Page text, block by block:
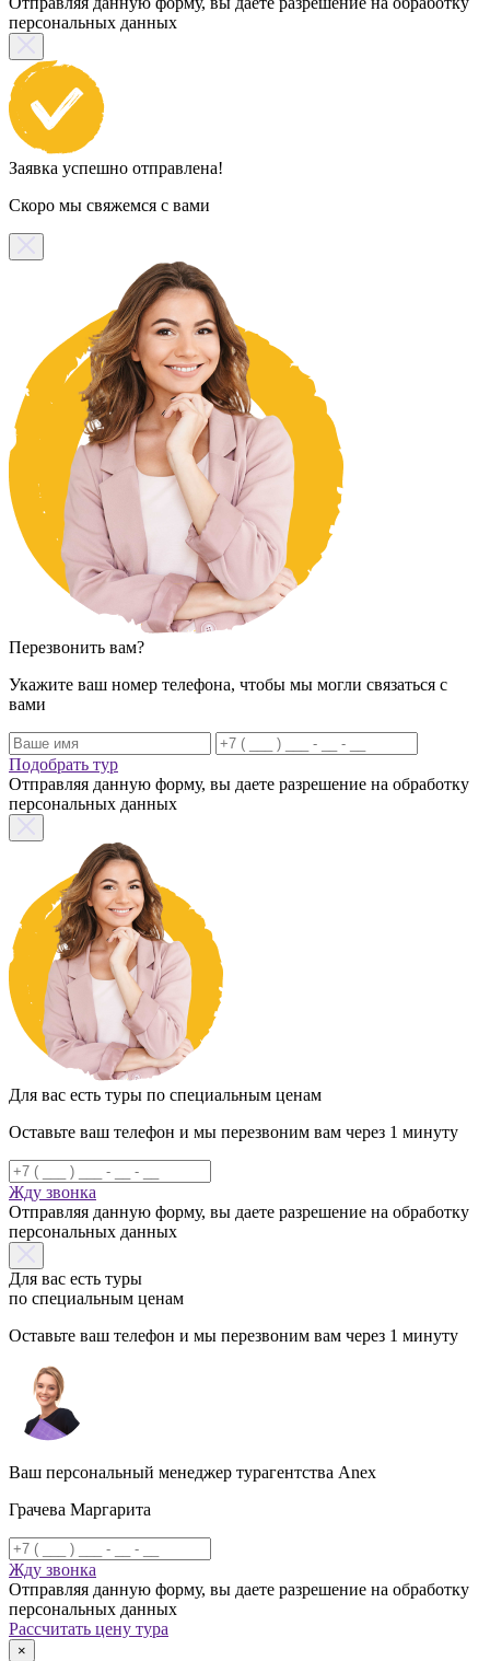
персональных данных
Заявка успешно отправлена!
Скоро мы свяжемся с вами
Перезвонить вам?
Укажите ваш номер телефона, чтобы мы могли связаться с
вами
Подобрать тур
Отправляя данную форму, вы даете разрешение на обработку
персональных данных
Для вас есть туры по специальным ценам
Оставьте ваш телефон и мы перезвоним вам через 1 минуту
Жду звонка
Отправляя данную форму, вы даете разрешение на обработку
персональных данных
Для вас есть туры
по специальным ценам
Оставьте ваш телефон и мы перезвоним вам через 1 минуту
Ваш персональный менеджер турагентства Anex
Грачева Маргарита
Жду звонка
Отправляя данную форму, вы даете разрешение на обработку
персональных данных
Рассчитать цену тура
×